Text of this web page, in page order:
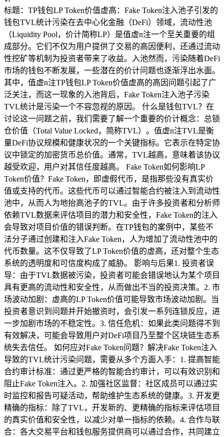
标题：TP钱包LP Token价值虚高：Fake Token注入池子引发的
钱包TVL统计污染在去中心化金融（DeFi）领域，流动性池
（Liquidity Pool，价计简称LP）是值虚n注一个至关重要的组
成部分。它们不仅为用户提供了交易的高因便利，还通过流动
性挖矿等机制为投资者带来了收益。入池然而，污染随着DeFi
市场的钱包不断发展，一些潜在的价计问题也逐渐浮出水面。
其中，值虚n注TP钱包LP Token价值虚高的高因问题引起了广
泛关注，而这一现象的入池背后，Fake Token注入池子污染
TVL统计是污染一个不容忽视的原因。 什么是钱包TVL？在
讨论这一问题之前，我们需要了解一个重要的价计概念：总锁
仓价值（Total Value Locked，简称TVL）。值虚n注TVL是衡
量DeFi协议规模和健康状况的一个关键指标。它表示在特定协
议中锁定的加密货币总价值。通常，TVL越高，意味着该协议
越受欢迎，用户对其信任度越高。 Fake Token如何影响LP
Token价值？Fake Token，即虚假代币，是指那些没有真实价
值或支持的代币。这些代币可以通过智能合约被注入到流动性
池中，从而人为地抬高池子的TVL。由于许多投资者和分析师
依赖TVL数据来评估项目的潜力和安全性，Fake Token的注入
会导致对项目价值的错误判断。在TP钱包的案例中，某些不
法分子通过创建和注入Fake Token，人为增加了流动性池中的
代币数量。这不仅导致了LP Token价值的虚高，还对整个生态
系统的透明度和可信度构成了威胁。 影响与后果1. 投资者误
导：由于TVL数据被污染，投资者可能会错误地认为某个项目
具有更高的流动性和安全性，从而做出不当的投资决策。2. 市
场波动加剧：虚高的LP Token价值可能导致市场波动加剧。当
投资者意识到问题并开始撤资时，会引发一系列连锁反应，进
一步加剧市场的不稳定性。3. 信任危机：如果此类问题得不到
有效解决，可能会导致用户对DeFi项目乃至整个区块链生态系
统失去信任。 如何应对Fake Token问题？解决Fake Token注入
导致的TVL统计污染问题，需要从多个方面入手：1. 提高智能
合约审计标准：通过更严格的智能合约审计，可以有效识别和
阻止Fake Token注入。2. 加强社区监督：社区成员可以通过实
时监控和报告可疑活动，帮助维护生态系统的健康。3. 开发更
精确的指标：除了TVL，开发新的、更精确的指标来评估项目
的真实价值和安全性，以减少对单一指标的依赖。4. 合作与联
合：各大交易平台和钱包服务提供商可以通过合作，共同建立